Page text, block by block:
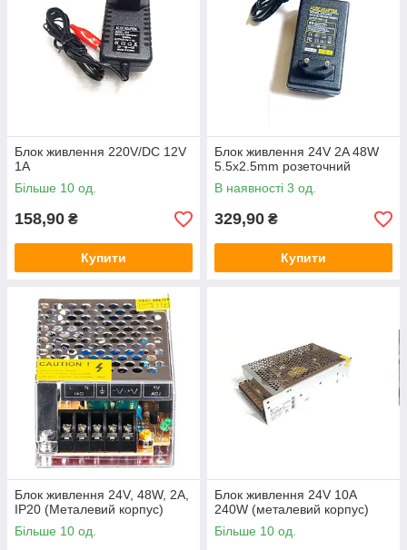
Блок живлення 220V/DC 12V
1A
Більше 10 од.
158,90 ₴
Купити
Блок живлення 24V 2A 48W
5.5x2.5mm розеточний
В наявності 3 од.
329,90 ₴
Купити
Блок живлення 24V, 48W, 2А,
IP20 (Металевий корпус)
Більше 10 од.
Блок живлення 24V 10A
240W (металевий корпус)
Більше 10 од.